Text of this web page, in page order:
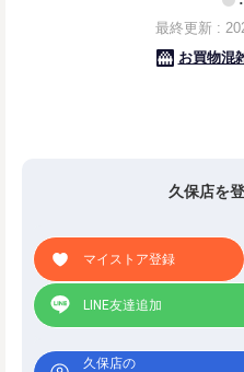
久保店を
マイストア登録
LINE友達追加
久保店の